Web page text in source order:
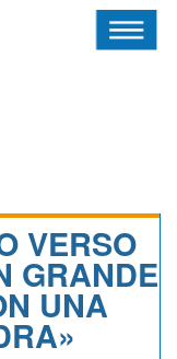
VERSO
GRANDE
UNA